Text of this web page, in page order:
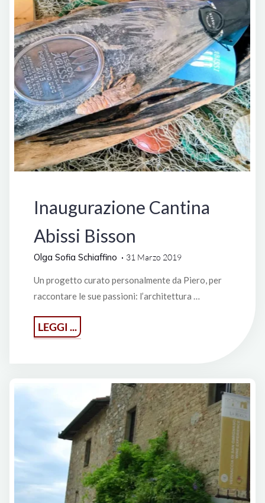
Inaugurazione Cantina
Abissi Bisson
Olga Sofia Schiaffino 31 Marzo 2019
Un progetto curato personalmente da Piero, per
raccontare le sue passioni: l’architettura …
LEGGI ...
Cantina